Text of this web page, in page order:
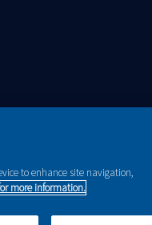
to enhance site navigation,
more information.